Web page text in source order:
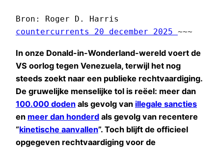
Bron: Roger D. Harris
countercurrents 20 december 2025 ~~~
In onze Donald-in-Wonderland-wereld voert de
VS oorlog tegen Venezuela, terwijl het nog
steeds zoekt naar een publieke rechtvaardiging.
De gruwelijke menselijke tol is reëel: meer dan
100.000 doden als gevolg van illegale sancties
en meer dan honderd als gevolg van recentere
“kinetische aanvallen”. Toch blijft de officieel
opgegeven rechtvaardiging voor de